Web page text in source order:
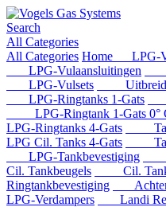
Search
All Categories
All Categories Home LPG-
LPG-Vulaansluitingen
LPG-Vulsets
LPG-Ringtanks 1-Gats
LPG-Ringtank 1-Gats 0°
LPG-Ringtanks 4-Gats
LPG Cil. Tanks 4-Gats
LPG-Tankbevestiging
Cil. Tankbeugels
Cil.
Ringtankbevestiging
LPG-Verdampers
Landi